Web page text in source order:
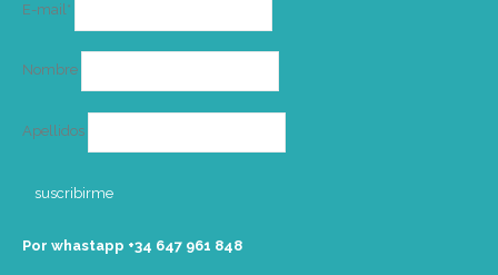
E-mail*
Nombre
Apellidos
Por whastapp +34 ‭647 961 848‬